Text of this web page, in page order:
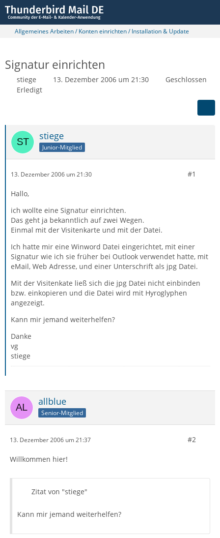
Allgemeines Arbeiten / Konten einrichten / Installation & Update
Signatur einrichten
stiege 13. Dezember 2006 um 21:30
Geschlossen
Erledigt
stiege
Junior-Mitglied
13. Dezember 2006 um 21:30 #1
Hallo,
ich wollte eine Signatur einrichten.
Das geht ja bekanntlich auf zwei Wegen.
Einmal mit der Visitenkarte und mit der Datei.
Ich hatte mir eine Winword Datei eingerichtet, mit einer
Signatur wie ich sie früher bei Outlook verwendet hatte, mit
eMail, Web Adresse, und einer Unterschrift als jpg Datei.
Mit der Visitenkate ließ sich die jpg Datei nicht einbinden
bzw. einkopieren und die Datei wird mit Hyroglyphen
angezeigt.
Kann mir jemand weiterhelfen?
Danke
vg
stiege
allblue
Senior-Mitglied
13. Dezember 2006 um 21:37 #2
Willkommen hier!
Zitat von "stiege"
Kann mir jemand weiterhelfen?